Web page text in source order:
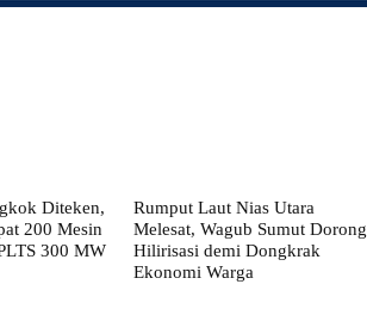
Diteken,
200 Mesin
300 MW
Rumput Laut Nias Utara
Melesat, Wagub Sumut Dorong
Hilirisasi demi Dongkrak
Ekonomi Warga